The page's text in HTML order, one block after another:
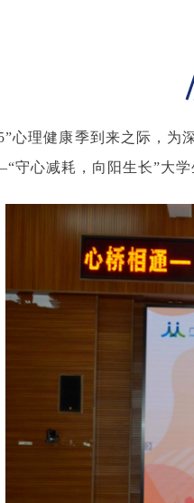
心理健康季到来之际，
心减耗，向阳生长”大学